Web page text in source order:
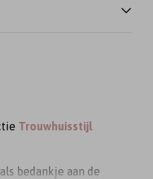
Trouwhuisstijl
bedankje aan de